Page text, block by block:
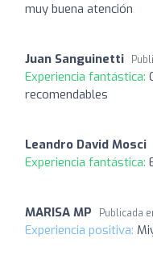
muy buena atención
Juan Sanguinetti
Experiencia fantástica:
recomendables
Leandro David Mosci
Experiencia fantástica:
MARISA MP Publicada
Experiencia positiva: